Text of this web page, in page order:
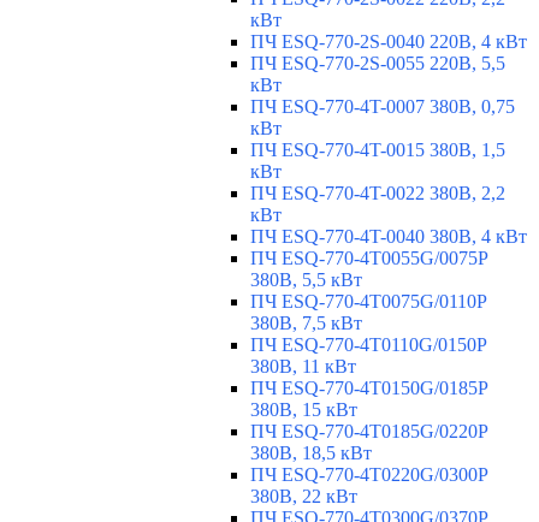
кВт
ПЧ ESQ-770-2S-0040 220В, 4 кВт
ПЧ ESQ-770-2S-0055 220В, 5,5
кВт
ПЧ ESQ-770-4T-0007 380В, 0,75
кВт
ПЧ ESQ-770-4T-0015 380В, 1,5
кВт
ПЧ ESQ-770-4T-0022 380В, 2,2
кВт
ПЧ ESQ-770-4T-0040 380В, 4 кВт
ПЧ ESQ-770-4T0055G/0075P
380В, 5,5 кВт
ПЧ ESQ-770-4T0075G/0110P
380В, 7,5 кВт
ПЧ ESQ-770-4T0110G/0150P
380В, 11 кВт
ПЧ ESQ-770-4T0150G/0185P
380В, 15 кВт
ПЧ ESQ-770-4T0185G/0220P
380В, 18,5 кВт
ПЧ ESQ-770-4T0220G/0300P
380В, 22 кВт